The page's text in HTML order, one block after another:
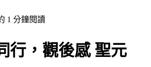
行，觀後感 聖元
1 分鐘閱讀